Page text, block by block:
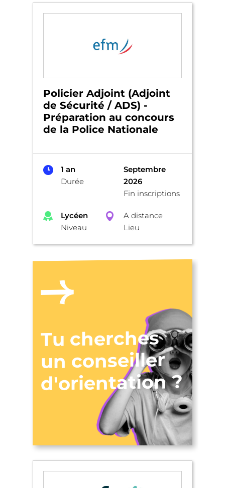
Policier Adjoint (Adjoint
de Sécurité / ADS) -
Préparation au concours
de la Police Nationale
1 an
Durée
Septembre
2026
Fin inscriptions
Lycéen
Niveau
A distance
Lieu
Tu cherches
un conseiller
d'orientation ?